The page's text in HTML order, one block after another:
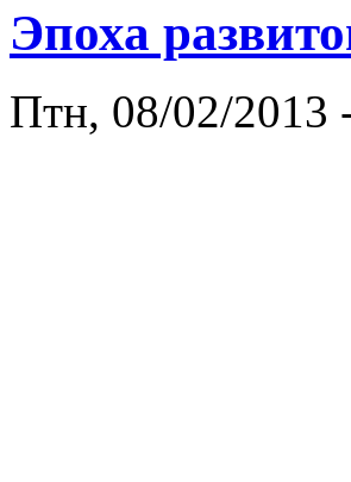
Эпоха
Птн, 08/02/2013